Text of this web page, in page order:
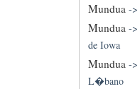
Mundua ->
Mundua->
de Iowa
Mundua->
L�bano